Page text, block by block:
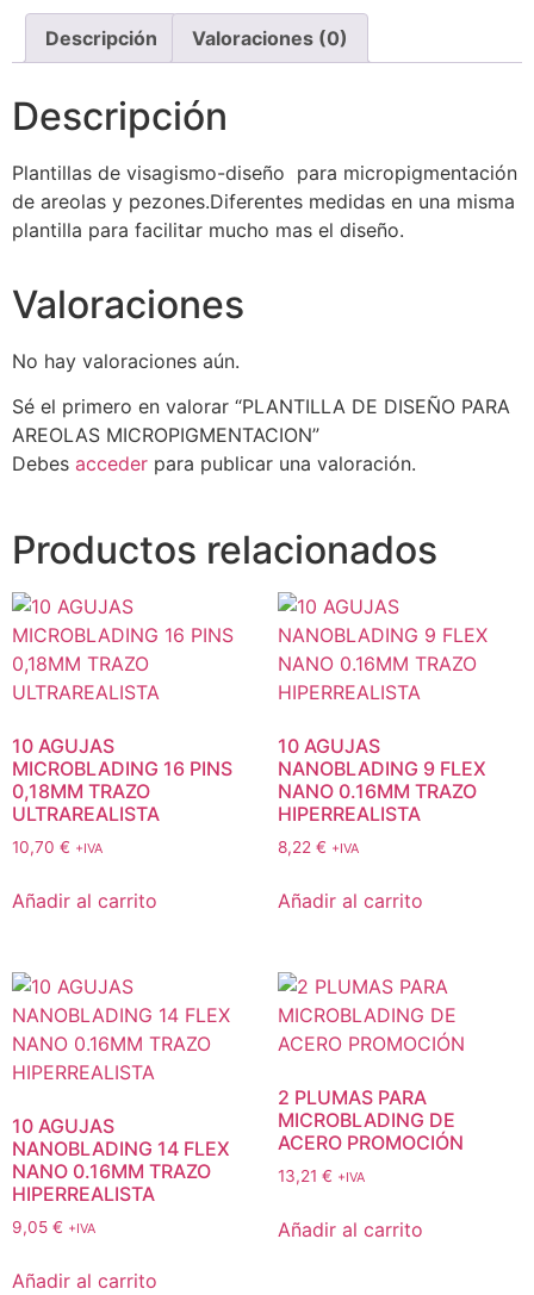
Descripción Valoraciones (0)
Descripción
Plantillas de visagismo-diseño para micropigmentación
de areolas y pezones.Diferentes medidas en una misma
plantilla para facilitar mucho mas el diseño.
Valoraciones
No hay valoraciones aún.
Sé el primero en valorar “PLANTILLA DE DISEÑO PARA
AREOLAS MICROPIGMENTACION”
Debes acceder para publicar una valoración.
Productos relacionados
10 AGUJAS
MICROBLADING 16 PINS
0,18MM TRAZO
ULTRAREALISTA
10,70 € +IVA
Añadir al carrito
10 AGUJAS
NANOBLADING 9 FLEX
NANO 0.16MM TRAZO
HIPERREALISTA
8,22 € +IVA
Añadir al carrito
10 AGUJAS
NANOBLADING 14 FLEX
NANO 0.16MM TRAZO
HIPERREALISTA
9,05 € +IVA
Añadir al carrito
2 PLUMAS PARA
MICROBLADING DE
ACERO PROMOCIÓN
13,21 € +IVA
Añadir al carrito